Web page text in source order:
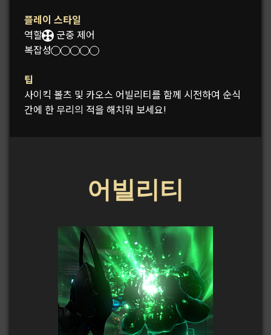
플레이 스타일
역할:
군중 제어
복잡성:
팁
사이킥 볼츠 및 카오스 어빌리티를 함께 시전하여 순식
간에 한 무리의 적을 해치워 보세요!
어빌리티